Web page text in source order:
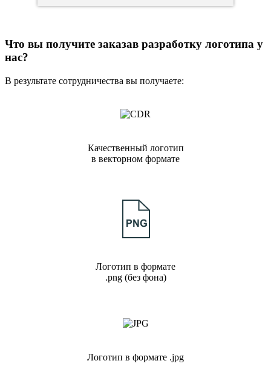
Что вы получите заказав разработку логотипа у
нас?
В результате сотрудничества вы получаете:
Качественный логотип
в векторном формате
Логотип в формате
.png (без фона)
Логотип в формате .jpg